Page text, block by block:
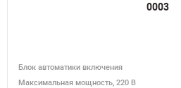
0003
Блок автоматики включения
Максимальная мощность, 220 В